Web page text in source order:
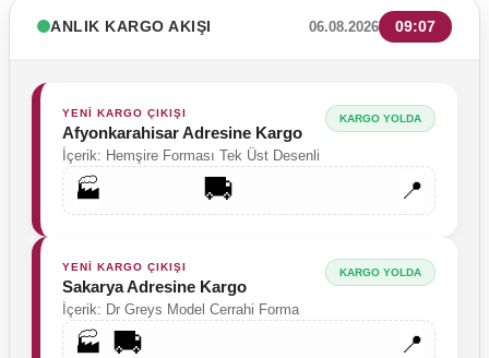
ANLIK KARGO AKIŞI 06.08.2026 09:07
YENİ KARGO ÇIKIŞI
Afyonkarahisar Adresine Kargo
İçerik: Hemşire Forması Tek Üst Desenli
KARGO YOLDA
🏭 🚚 📍
YENİ KARGO ÇIKIŞI
Sakarya Adresine Kargo
İçerik: Dr Greys Model Cerrahi Forma
KARGO YOLDA
🏭 🚚 📍